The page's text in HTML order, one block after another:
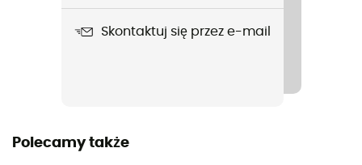
Skontaktuj się przez e-mail
Polecamy także